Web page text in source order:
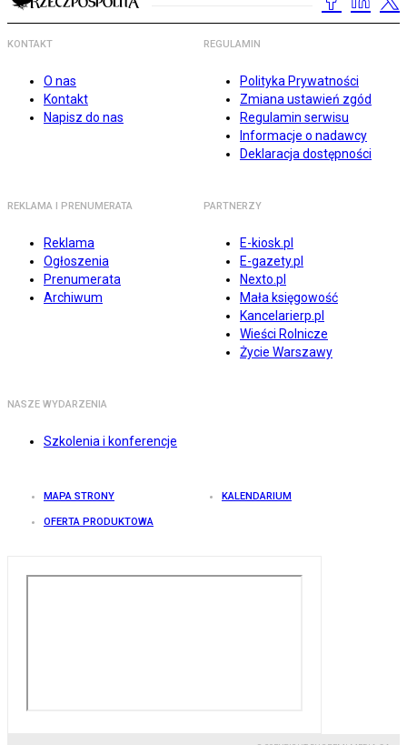
KONTAKT
O nas
Kontakt
Napisz do nas
REGULAMIN
Polityka Prywatności
Zmiana ustawień zgód
Regulamin serwisu
Informacje o nadawcy
Deklaracja dostępności
REKLAMA I PRENUMERATA
Reklama
Ogłoszenia
Prenumerata
Archiwum
PARTNERZY
E-kiosk.pl
E-gazety.pl
Nexto.pl
Mała księgowość
Kancelarierp.pl
Wieści Rolnicze
Życie Warszawy
NASZE WYDARZENIA
Szkolenia i konferencje
MAPA STRONY KALENDARIUM
OFERTA PRODUKTOWA